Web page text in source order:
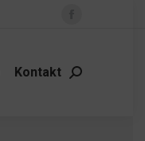
Facebook
opens
Kontakt Szukaj: